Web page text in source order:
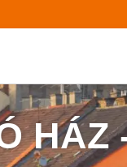
HÁZ